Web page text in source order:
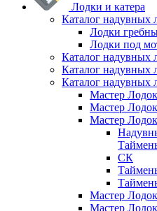
Лодки и катера
Каталог надувных
Лодки
Лодки под
Каталог надувных
Каталог надувных
Каталог надувных
Мастер
Мастер
Мастер
СК
Мастер
Мастер